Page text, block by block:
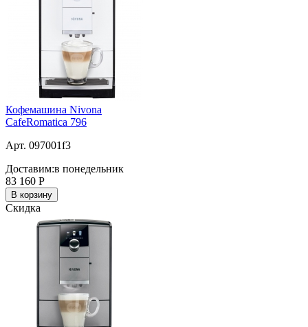
Кофемашина Nivona
CafeRomatica 796
Арт. 097001f3
Доставим:в понедельник
83 160 Р
В корзину
Скидка